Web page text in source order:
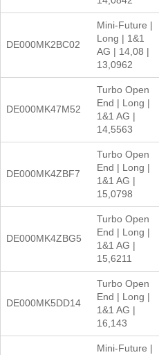
DE000MK2BC02
Mini-Future |
Long | 1&1
AG | 14,08 |
13,0962
DE000MK47M52
Turbo Open
End | Long |
1&1 AG |
14,5563
DE000MK4ZBF7
Turbo Open
End | Long |
1&1 AG |
15,0798
DE000MK4ZBG5
Turbo Open
End | Long |
1&1 AG |
15,6211
DE000MK5DD14
Turbo Open
End | Long |
1&1 AG |
16,143
Mini-Future |